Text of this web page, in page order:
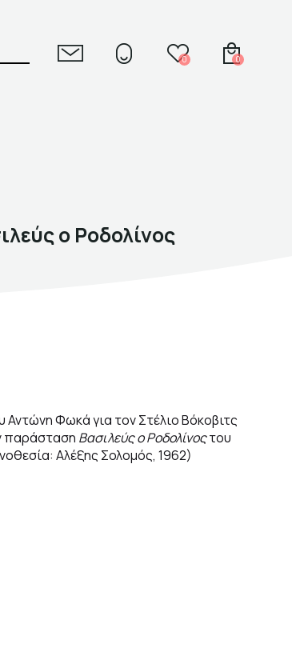
0 0
ο Ροδολίνος
Φωκά για τον Στέλιο Βόκοβιτς
παράσταση Βασιλεύς ο Ροδολίνοςτου
Αλέξης Σολομός, 1962)